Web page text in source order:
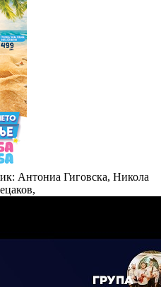
Антониа Гиговска, Никола